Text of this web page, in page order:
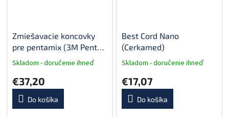
Zmiešavacie koncovky
pre pentamix (3M Penta
mixing tips RED/GREY)
Skladom - doručenie ihneď
€37,20
Do košíka
Best Cord Nano
(Cerkamed)
Skladom - doručenie ihneď
€17,07
Do košíka